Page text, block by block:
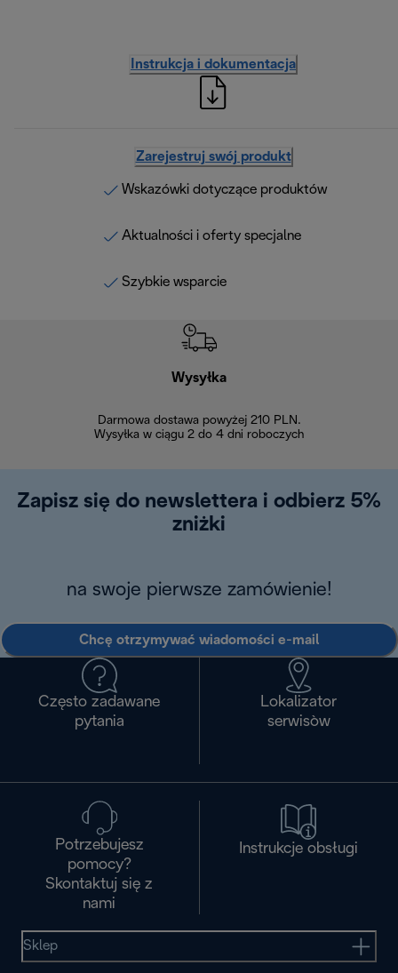
Instrukcja i dokumentacja
Zarejestruj swój produkt
Wskazówki dotyczące produktów
Aktualności i oferty specjalne
Szybkie wsparcie
Wysyłka
Darmowa dostawa powyżej 210 PLN.
Wysyłka w ciągu 2 do 4 dni roboczych
Zapisz się do newslettera i odbierz 5%
zniżki
na swoje pierwsze zamówienie!
Chcę otrzymywać wiadomości e-mail
Często zadawane
pytania
Lokalizator
serwisòw
Potrzebujesz
pomocy?
Skontaktuj się z
nami
Instrukcje obsługi
Sklep